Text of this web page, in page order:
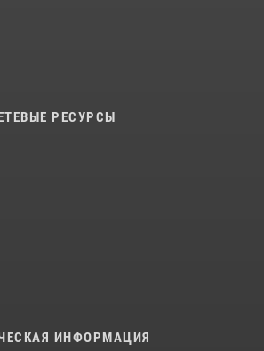
РЕСУРСЫ
ИНФОРМАЦИЯ